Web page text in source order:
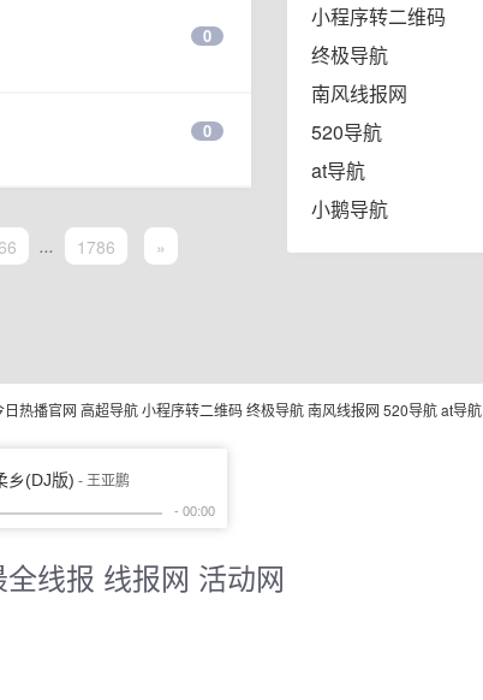
0
0
... 1786 »
小程序转二维码
终极导航
南风线报网
520导航
at导航
小鹅导航
日热播官网 高超导航 小程序转二维码 终极导航 南风线报网 520导航 at导航
线报 线报网 活动网